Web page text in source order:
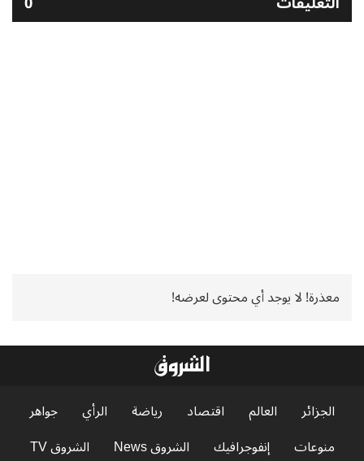
معذرة! لا يوجد أي محتوى لعرضه!
الجزائر العالم اقتصاد رياضة الرأي
جواهر
منوعات
إنفوجرافيك الشروق News الشروق TV